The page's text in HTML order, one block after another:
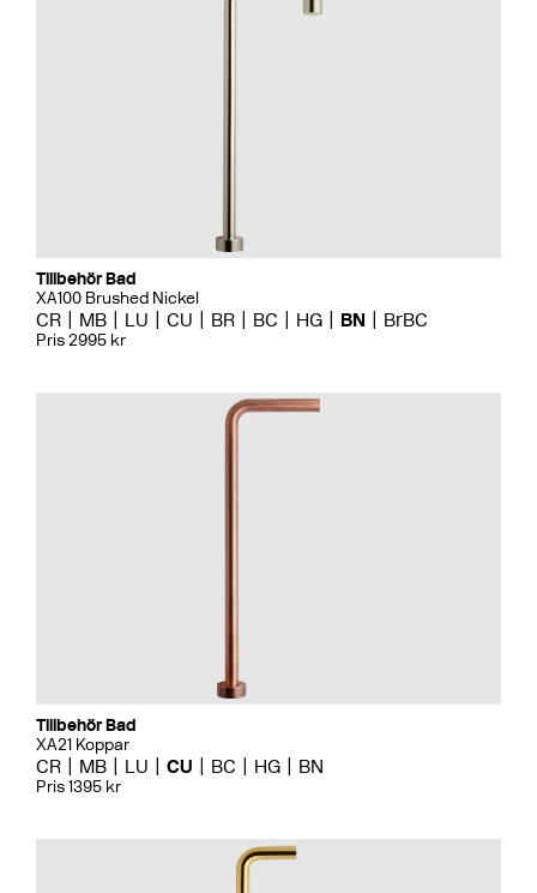
Tillbehör Bad
XA100 Brushed Nickel
CR MB LU CU BR BC HG BN BrBC
Pris 2995 kr
Tillbehör Bad
XA21 Koppar
CR MB LU CU BC HG BN
Pris 1395 kr